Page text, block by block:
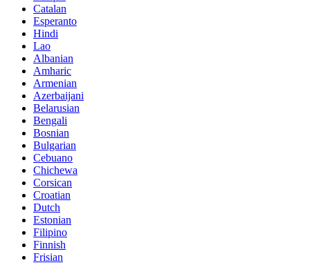
Catalan
Esperanto
Hindi
Lao
Albanian
Amharic
Armenian
Azerbaijani
Belarusian
Bengali
Bosnian
Bulgarian
Cebuano
Chichewa
Corsican
Croatian
Dutch
Estonian
Filipino
Finnish
Frisian